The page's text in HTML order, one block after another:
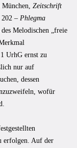
Zeitschrift
202 – Phlegma
Melodischen „freie
UrhG ernst zu
nur auf
dessen
wofür
erfolgen. Auf der